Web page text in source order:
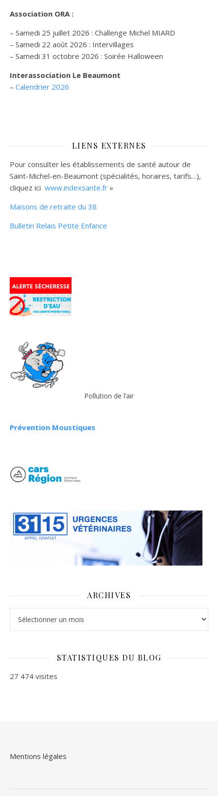
Association ORA :
– Samedi 25 juillet 2026 : Challenge Michel MIARD
– Samedi 22 août 2026 : Intervillages
– Samedi 31 octobre 2026 : Soirée Halloween
Interassociation Le Beaumont
– Calendrier 2026
LIENS EXTERNES
Pour consulter les établissements de santé autour de
Saint-Michel-en-Beaumont (spécialités, horaires, tarifs…),
cliquez ici www.indexsante.fr »
Maisons de retraite du 38
Bulletin Relais Petite Enfance
Pollution de l’air
Prévention Moustiques
ARCHIVES
STATISTIQUES DU BLOG
27 474 visites
Mentions légales